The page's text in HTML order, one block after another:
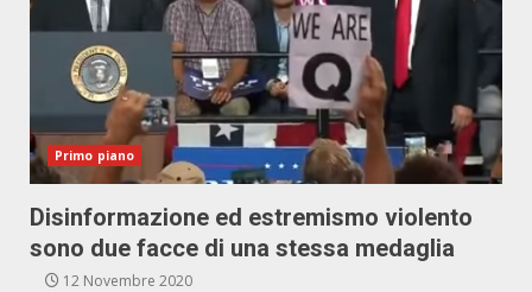
Primo piano
Disinformazione ed estremismo violento
sono due facce di una stessa medaglia
12 Novembre 2020